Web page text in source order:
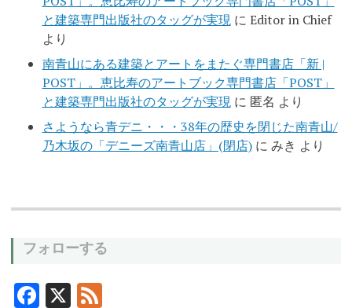
と建築専門出版社のタッグが実現に Editor in Chief
より
南青山にある建築とアートをまたぐ専門書店「新 |
POST」。恵比寿のアートブック専門書店「POST」
と建築専門出版社のタッグが実現に 匿名 より
さようなら青デニ・・・38年の歴史を閉じた南青山/
乃木坂の「デニーズ南青山店」(閉店)に みき より
フォローする
F X F